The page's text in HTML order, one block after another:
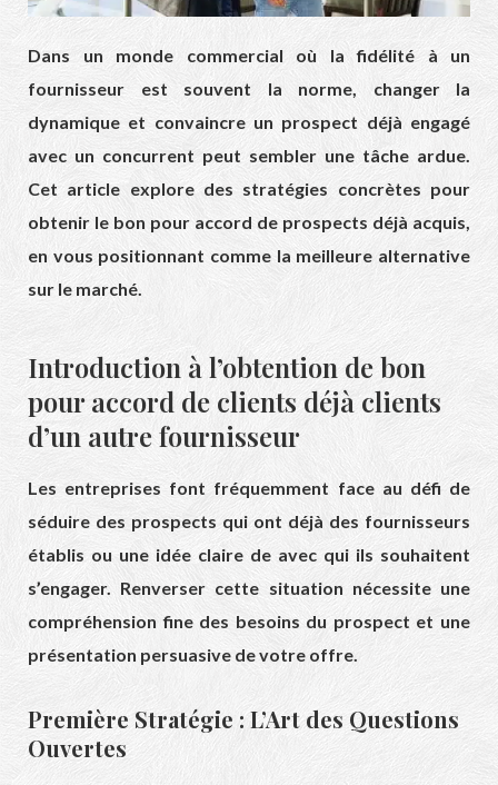
Dans un monde commercial où la fidélité à un
fournisseur est souvent la norme, changer la
dynamique et convaincre un prospect déjà engagé
avec un concurrent peut sembler une tâche ardue.
Cet article explore des stratégies concrètes pour
obtenir le bon pour accord de prospects déjà acquis,
en vous positionnant comme la meilleure alternative
sur le marché.
Introduction à l’obtention de bon
pour accord de clients déjà clients
d’un autre fournisseur
Les entreprises font fréquemment face au défi de
séduire des prospects qui ont déjà des fournisseurs
établis ou une idée claire de avec qui ils souhaitent
s’engager. Renverser cette situation nécessite une
compréhension fine des besoins du prospect et une
présentation persuasive de votre offre.
Première Stratégie : L’Art des Questions
Ouvertes